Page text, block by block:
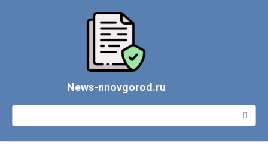
News-nnovgorod.ru
Поиск: